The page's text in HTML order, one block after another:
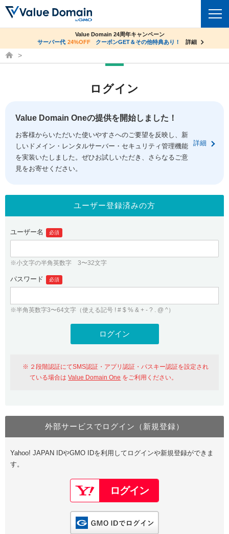
ドメイントップ
ドメイン移管
ドメイン価格一覧
ドメイン一括検索
.jpドメインオークション
gTLDオークション NEW!
.jpドメインバックオーダー
プレミアムドメイン
人気ドメインの種類
WHOIS検索
コアサーバー
バリューサーバー
XREA
セキュリティトップ
Value Domain ネットde診断
SSL証明書
サービストップ
お得意様割引
紹介制度
バリュードメインAPI
ドメイン・ホスティングOEM
facebook
ログイン
従来のバリュードメインをご利用希望の方
Value Domainにログイン
おすすめ One レンタルサーバーを含む最新の機能を使う方
Value Domain Oneにログイン
Google
GMO ID Amazon
※AmazonはValue Domain Oneのログイン画面へ遷移します
ユーザー登録
Value Domain Oneアカウント作成
以下でも登録可能
Google Yahoo!
GMO ID
co.jpドメイン✕コアサーバーV2ビジネス応援キャンペーン
サーバー料金1年間無料
詳細
Value Domain 24周年キャンペーン
サーバー代 24%OFF クーポンGET＆その他特典あり！ 詳細
ドメイン取得ならバリュードメイン
ログイン
Value Domain Oneの提供を開始しました！
お客様からいただいた使いやすさへのご要望を反映し、新
しいドメイン・レンタルサーバー・セキュリティ管理機能
を実装いたしました。ぜひお試しいただき、さらなるご意
見をお寄せください。
詳細
ユーザー登録済みの方
ユーザー名 必須
※小文字の半角英数字 3〜32文字
パスワード 必須
※半角英数字3〜64文字（使える記号 ! # $ % & + - ? . @ ^）
２段階認証にてSMS認証・アプリ認証・パスキー認証を設定され
ている場合はValue Domain One をご利用ください。
外部サービスでログイン（新規登録）
Yahoo! JAPAN IDやGMO IDを利用してログインや新規登録ができま
す。